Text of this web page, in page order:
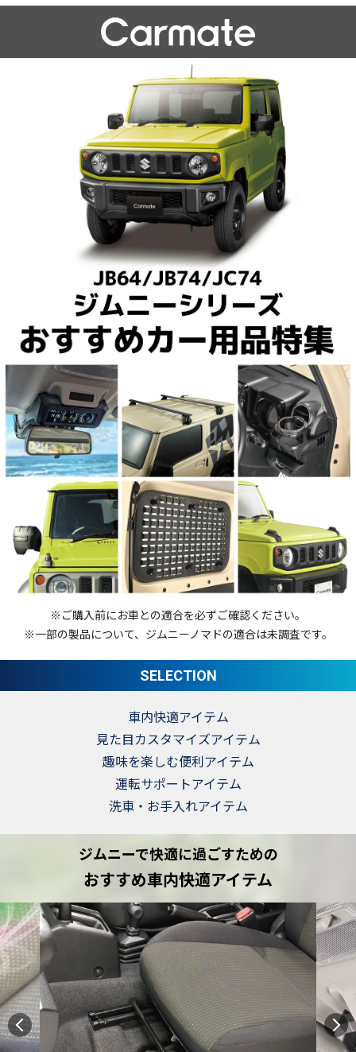
※ご購入前にお車との適合を必ずご確認ください。
※一部の製品について、ジムニーノマドの適合は未調査です。
SELECTION
車内快適アイテム
見た目カスタマイズアイテム
趣味を楽しむ便利アイテム
運転サポートアイテム
洗車・お手入れアイテム
ジムニーで快適に過ごすための
おすすめ車内快適アイテム